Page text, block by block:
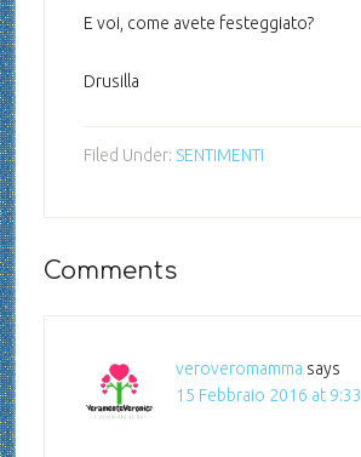
E voi, come avete festeggiato?
Drusilla
Filed Under: SENTIMENTI
Comments
veroveromamma says
15 Febbraio 2016 at 9:33